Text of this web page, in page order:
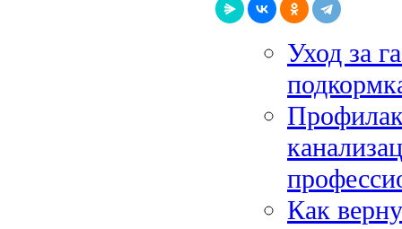
Уход за
Как